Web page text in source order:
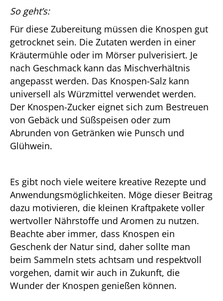
So geht’s:
Für diese Zubereitung müssen die Knospen gut
getrocknet sein. Die Zutaten werden in einer
Kräutermühle oder im Mörser pulverisiert. Je
nach Geschmack kann das Mischverhältnis
angepasst werden. Das Knospen-Salz kann
universell als Würzmittel verwendet werden.
Der Knospen-Zucker eignet sich zum Bestreuen
von Gebäck und Süßspeisen oder zum
Abrunden von Getränken wie Punsch und
Glühwein.
Es gibt noch viele weitere kreative Rezepte und
Anwendungsmöglichkeiten. Möge dieser Beitrag
dazu motivieren, die kleinen Kraftpakete voller
wertvoller Nährstoffe und Aromen zu nutzen.
Beachte aber immer, dass Knospen ein
Geschenk der Natur sind, daher sollte man
beim Sammeln stets achtsam und respektvoll
vorgehen, damit wir auch in Zukunft, die
Wunder der Knospen genießen können.